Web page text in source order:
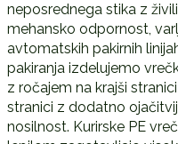
neposrednega stika z
mehansko odpornost,
avtomatskih pakirnih
pakiranja izdelujemo
z ročajem na krajši
stranici z dodatno
nosilnost. Kurirske PE